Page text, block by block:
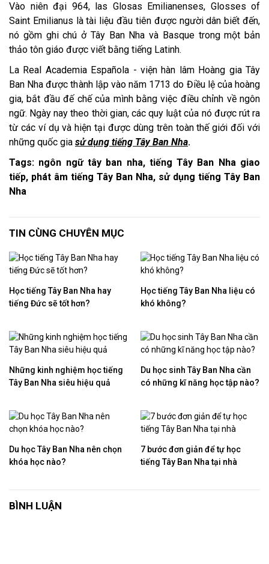
Vào niên đại 964, las Glosas Emilianenses, Glosses of
Saint Emilianus là tài liệu đầu tiên được người dân biết đến,
nó gồm ghi chú ở Tây Ban Nha và Basque trong một bản
thảo tôn giáo được viết bằng tiếng Latinh.
La Real Academia Española - viện hàn lâm Hoàng gia Tây
Ban Nha được thành lập vào năm 1713 do Điều lệ của hoàng
gia, bắt đầu đế chế của mình bằng việc điều chỉnh về ngôn
ngữ. Ngày nay theo thời gian, các quy luật của nó được rút ra
từ các ví dụ và hiện tại được dùng trên toàn thế giới đối với
những quốc gia sửdụng tiếng Tây Ban Nha.
Tags: ngôn ngữ tây ban nha, tiếng Tây Ban Nha giao
tiếp, phát âm tiếng Tây Ban Nha, sử dụng tiếng Tây Ban
Nha
TIN CÙNG CHUYÊN MỤC
Học tiếng Tây Ban Nha hay
tiếng Đức sẽ tốt hơn?
Học tiếng Tây Ban Nha liệu có
khó không?
Những kinh nghiệm học tiếng
Tây Ban Nha siêu hiệu quả
Du học sinh Tây Ban Nha cần
có những kĩ năng học tập nào?
Du học Tây Ban Nha nên chọn
khóa học nào?
7 bước đơn giản để tự học
tiếng Tây Ban Nha tại nhà
BÌNH LUẬN